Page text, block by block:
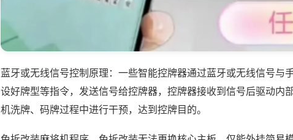
蓝牙或无线信号控制原理：一些智能控牌器通过蓝牙或无线信号与
设好牌型等指令，发送信号给控牌器，控牌器接收到信号后驱动内
机洗牌、码牌过程中进行干预，达到控牌目的。